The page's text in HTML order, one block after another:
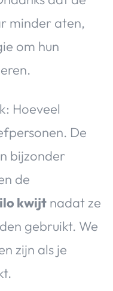
minder aten,
om hun
Hoeveel
De
bijzonder
de
kwijt nadat ze
gebruikt. We
zijn als je